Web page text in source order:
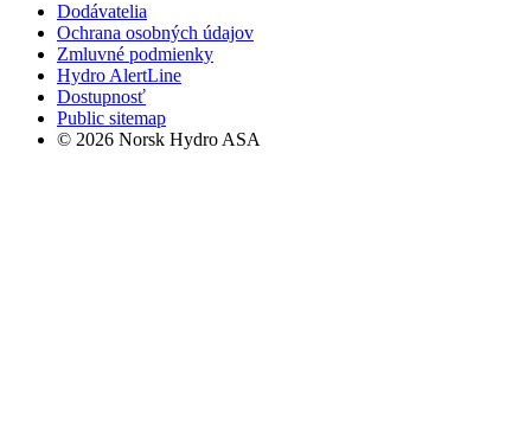
Dodávatelia
Ochrana osobných údajov
Zmluvné podmienky
Hydro AlertLine
Dostupnosť
Public sitemap
© 2026 Norsk Hydro ASA